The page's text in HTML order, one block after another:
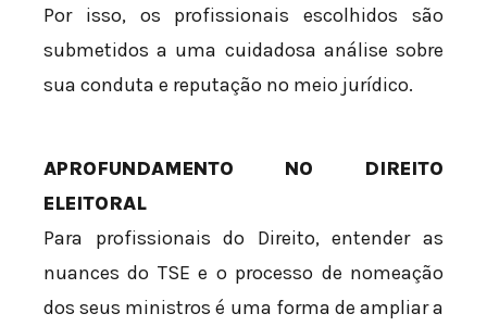
Por isso, os profissionais escolhidos são
submetidos a uma cuidadosa análise sobre
sua conduta e reputação no meio jurídico.
APROFUNDAMENTO NO DIREITO
ELEITORAL
Para profissionais do Direito, entender as
nuances do TSE e o processo de nomeação
dos seus ministros é uma forma de ampliar a